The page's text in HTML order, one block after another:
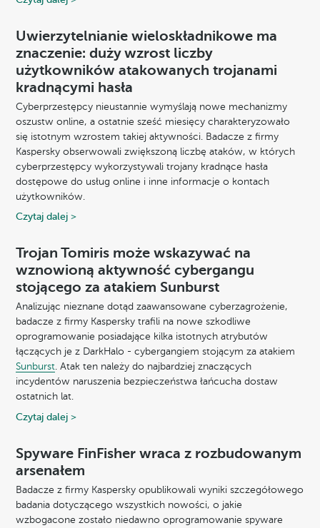
Uwierzytelnianie wieloskładnikowe ma
znaczenie: duży wzrost liczby
użytkowników atakowanych trojanami
kradnącymi hasła
Cyberprzestępcy nieustannie wymyślają nowe mechanizmy
oszustw online, a ostatnie sześć miesięcy charakteryzowało
się istotnym wzrostem takiej aktywności. Badacze z firmy
Kaspersky obserwowali zwiększoną liczbę ataków, w których
cyberprzestępcy wykorzystywali trojany kradnące hasła
dostępowe do usług online i inne informacje o kontach
użytkowników.
Czytaj dalej >
Trojan Tomiris może wskazywać na
wznowioną aktywność cybergangu
stojącego za atakiem Sunburst
Analizując nieznane dotąd zaawansowane cyberzagrożenie,
badacze z firmy Kaspersky trafili na nowe szkodliwe
oprogramowanie posiadające kilka istotnych atrybutów
łączących je z DarkHalo - cybergangiem stojącym za atakiem
Sunburst. Atak ten należy do najbardziej znaczących
incydentów naruszenia bezpieczeństwa łańcucha dostaw
ostatnich lat.
Czytaj dalej >
Spyware FinFisher wraca z rozbudowanym
arsenałem
Badacze z firmy Kaspersky opublikowali wyniki szczegółowego
badania dotyczącego wszystkich nowości, o jakie
wzbogacone zostało niedawno oprogramowanie spyware